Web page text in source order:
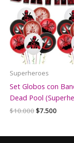
Superheroes
Set Globos con
Dead Pool
$10.000El
era:
$7.500El
es: